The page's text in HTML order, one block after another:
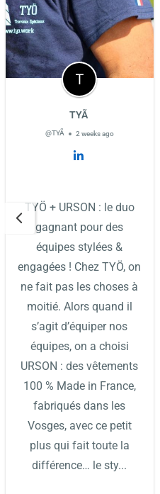
TYÃ
@TYÃ 2 weeks ago
TYÖ + URSON : le duo
gagnant pour des
équipes stylées &
engagées ! Chez TYÖ, on
ne fait pas les choses à
moitié. Alors quand il
s’agit d’équiper nos
équipes, on a choisi
URSON : des vêtements
100 % Made in France,
fabriqués dans les
Vosges, avec ce petit
plus qui fait toute la
différence… le sty...